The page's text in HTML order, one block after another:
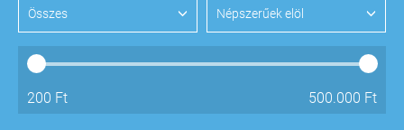
Összes Népszerűek elöl
200 Ft 500.000 Ft